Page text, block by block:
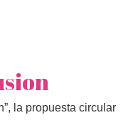
la propuesta circular